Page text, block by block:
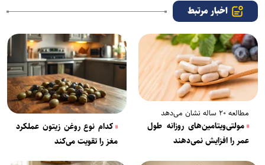
اخبار مرتبط
مطالعه ۲۰ ساله نشان می‌دهد
مولتی‌ویتامین‌های روزانه طول
عمر را افزایش نمی‌دهند
کدام نوع روغن زیتون عملکرد
مغز را تقویت می‌کند